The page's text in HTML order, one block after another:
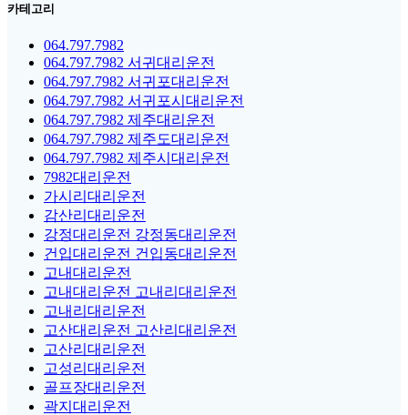
카테고리
064.797.7982
064.797.7982 서귀대리운전
064.797.7982 서귀포대리운전
064.797.7982 서귀포시대리운전
064.797.7982 제주대리운전
064.797.7982 제주도대리운전
064.797.7982 제주시대리운전
7982대리운전
가시리대리운전
감산리대리운전
강정대리운전 강정동대리운전
건입대리운전 건입동대리운전
고내대리운전
고내대리운전 고내리대리운전
고내리대리운전
고산대리운전 고산리대리운전
고산리대리운전
고성리대리운전
골프장대리운전
곽지대리운전